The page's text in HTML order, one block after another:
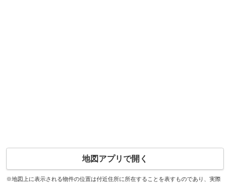
地図アプリで開く
※地図上に表示される物件の位置は付近住所に所在することを表すものであり、実際